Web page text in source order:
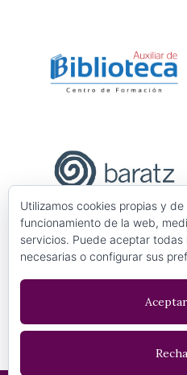
Utilizamos cookies propias y
funcionamiento de la web,
servicios. Puede aceptar
necesarias o configurar sus